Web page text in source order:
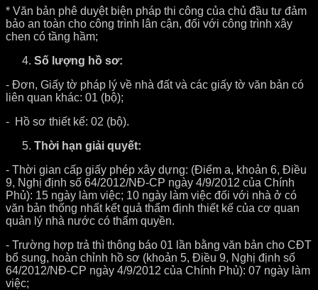
* Văn bản phê duyệt biện pháp thi công của chủ đầu tư đảm
bảo an toàn cho công trình lân cận, đối với công trình xây
chen có tầng hầm;
Số lượng hồ sơ:
- Đơn, Giấy tờ pháp lý về nhà đất và các giấy tờ văn bản có
liên quan khác: 01 (bộ);
- Hồ sơ thiết kế: 02 (bộ).
Thời hạn giải quyết:
- Thời gian cấp giấy phép xây dựng: (Điểm a, khoản 6, Điều
9, Nghị định số 64/2012/NĐ-CP ngày 4/9/2012 của Chính
Phủ): 15 ngày làm việc; 10 ngày làm việc đối với nhà ở có
văn bản thống nhất kết quả thẩm định thiết kế của cơ quan
quản lý nhà nước có thẩm quyền.
- Trường hợp trả thì thông báo 01 lần bằng văn bản cho CĐT
bổ sung, hoàn chỉnh hồ sơ (khoản 5, Điều 9, Nghị định số
64/2012/NĐ-CP ngày 4/9/2012 của Chính Phủ): 07 ngày làm
việc;